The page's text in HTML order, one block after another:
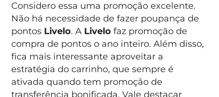
Considero essa uma promoção excelente.
Não há necessidade de fazer poupança de
pontos Livelo. A Livelo faz promoção de
compra de pontos o ano inteiro. Além disso,
fica mais interessante aproveitar a
estratégia do carrinho, que sempre é
ativada quando tem promoção de
transferência bonificada. Vale destacar